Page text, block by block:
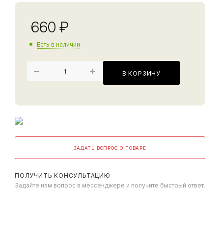
660 ₽
Есть в наличии
В КОРЗИНУ
ЗАДАТЬ ВОПРОС О ТОВАРЕ
ПОЛУЧИТЬ КОНСУЛЬТАЦИЮ
Задайте нам вопрос в мессенджере и получите быстрый ответ.